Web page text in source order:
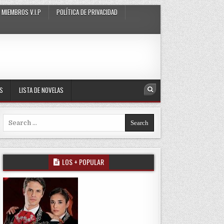
MIEMBROS V.I.P
POLÍTICA DE PRIVACIDAD
LISTA DE NOVELAS Search
Search for:
LOS + POPULAR